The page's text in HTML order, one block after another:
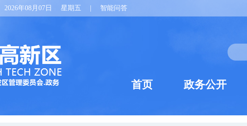
2026年08月07日 星期五 智能问答
首页 政务公开